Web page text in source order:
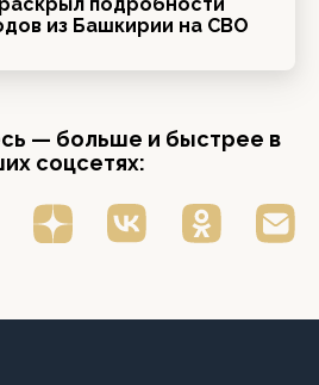
из Башкирии на СВО
— больше и быстрее в
соцсетях: